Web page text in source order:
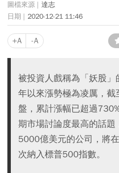
達志
2020-12-21 11:46
+A -A
被投資人戲稱為「妖股」
年以來漲勢極為凌厲，
盤，累計漲幅已超過
期市場討論度最高的話
5000億美元的公司，將
次納入標普500指數。